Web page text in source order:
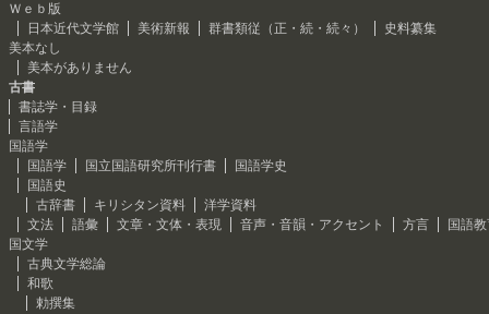
Ｗｅｂ版
日本近代文学館
美術新報 群書類従（正・続・続々）
史料纂集
美本なし
美本がありません
古書
書誌学・目録
言語学
国語学
国語学
国立国語研究所刊行書
国語学史
国語史
古辞書
キリシタン資料
洋学資料
文法
語彙 文章・文体・表現 音声・音韻・アクセント 方言
国語
国文学
古典文学総論
和歌
勅撰集